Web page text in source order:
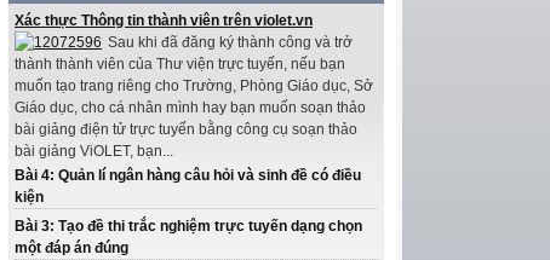
Xác thực Thông tin thành viên trên violet.vn
Sau khi đã đăng ký thành công và trở
thành thành viên của Thư viện trực tuyến, nếu bạn
muốn tạo trang riêng cho Trường, Phòng Giáo dục, Sở
Giáo dục, cho cá nhân mình hay bạn muốn soạn thảo
bài giảng điện tử trực tuyến bằng công cụ soạn thảo
bài giảng ViOLET, bạn...
Bài 4: Quản lí ngân hàng câu hỏi và sinh đề có điều
kiện
Bài 3: Tạo đề thi trắc nghiệm trực tuyến dạng chọn
một đáp án đúng